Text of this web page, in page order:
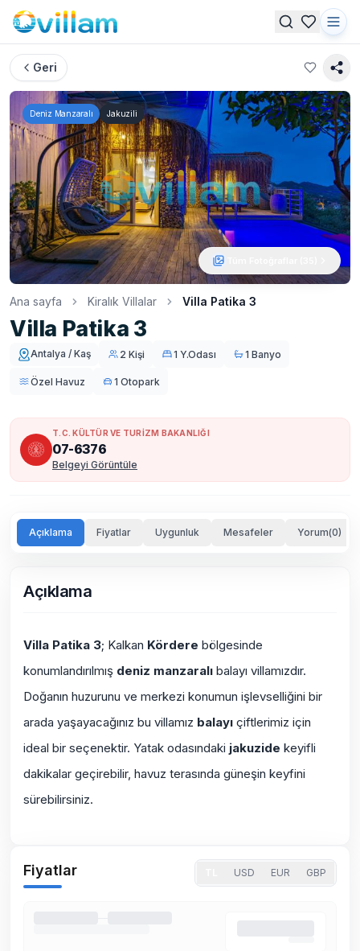
Geri
Deniz Manzaralı Jakuzili
Ana sayfa Kiralık Villalar Villa Patika 3
Villa Patika 3
Antalya / Kaş 2 Kişi 1 Y.Odası 1 Banyo
Özel Havuz 1 Otopark
T.C. KÜLTÜR VE TURİZM BAKANLIĞI
07-6376
Belgeyi Görüntüle
Açıklama Fiyatlar Uygunluk Mesafeler Yorum(0)
Açıklama
Villa Patika 3; Kalkan Kördere bölgesinde
konumlandırılmış deniz manzaralı balayı villamızdır.
Doğanın huzurunu ve merkezi konumun işlevselliğini bir
arada yaşayacağınız bu villamız balayı çiftlerimiz için
ideal bir seçenektir. Yatak odasındaki jakuzide keyifli
dakikalar geçirebilir, havuz terasında güneşin keyfini
sürebilirsiniz.
Fiyatlar USD EUR GBP